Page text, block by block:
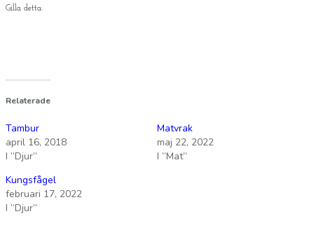
Gilla detta:
Relaterade
Tambur
april 16, 2018
I ”Djur”
Matvrak
maj 22, 2022
I ”Mat”
Kungsfågel
februari 17, 2022
I ”Djur”